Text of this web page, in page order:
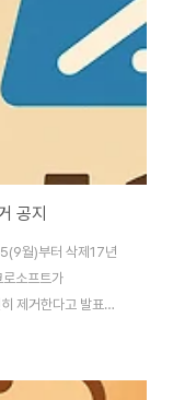
공지
월)부터 삭제17년
소프트가
제거한다고 발표했
2025는 9월
의 단계적 제거 과정